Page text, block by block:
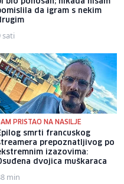
da igram s nekim
sati
PRISTAO NA NASILJE
smrti francuskog
prepoznatljivog po
izazovima:
dvojica muškaraca
min